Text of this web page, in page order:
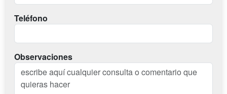
Teléfono
Observaciones